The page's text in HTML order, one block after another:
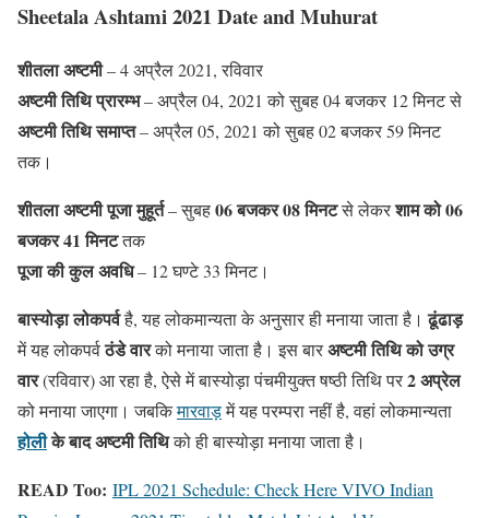
Sheetala Ashtami 2021 Date and Muhurat
शीतला अष्टमी– 4 अप्रैल 2021, रविवार
अष्टमी तिथि प्रारम्भ– अप्रैल 04, 2021 को सुबह 04 बजकर 12 मिनट से
अष्टमी तिथि समाप्त– अप्रैल 05, 2021 को सुबह 02 बजकर 59 मिनट
तक।
शीतला अष्टमी पूजा मुहूर्त– सुबह06 बजकर 08 मिनटसे लेकरशाम को 06
बजकर 41 मिनटतक
पूजा की कुल अवधि– 12 घण्टे 33 मिनट।
बास्योड़ालोकपर्वहै, यह लोकमान्यता के अनुसार ही मनाया जाता है।ढूंढाड़
में यह लोकपर्वठंडे वारको मनाया जाता है। इस बारअष्टमी तिथि को उग्र
वार(रविवार) आ रहा है, ऐसे में बास्योड़ा पंचमीयुक्त षष्ठी तिथि पर2 अप्रेल
को मनाया जाएगा। जबकिमारवाड़में यह परम्परा नहीं है, वहां लोकमान्यता
होलीके बाद अष्टमी तिथिको ही बास्योड़ा मनाया जाता है।
READ Too: IPL 2021 Schedule: Check Here VIVO Indian